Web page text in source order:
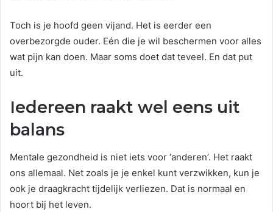
Toch is je hoofd geen vijand. Het is eerder een
overbezorgde ouder. Eén die je wil beschermen voor alles
wat pijn kan doen. Maar soms doet dat teveel. En dat put
uit.
Iedereen raakt wel eens uit
balans
Mentale gezondheid is niet iets voor ‘anderen’. Het raakt
ons allemaal. Net zoals je je enkel kunt verzwikken, kun je
ook je draagkracht tijdelijk verliezen. Dat is normaal en
hoort bij het leven.